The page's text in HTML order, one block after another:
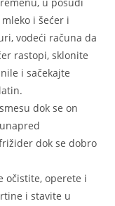
u posudi
i šećer i
vodeći računa da
rastopi, sklonite
i sačekajte
dok se on
dok se dobro
očistite, operete i
i stavite u